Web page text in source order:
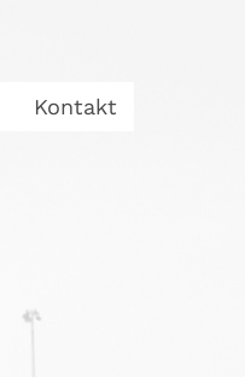
Kontakt